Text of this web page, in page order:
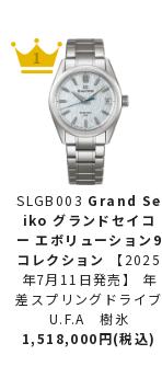
SLGB003 Grand Se
iko グランドセイコ
ー エボリューション9
コレクション
【2025
年7月11日発売】 年
差スプリングドライブ
U.F.A 樹氷
1,518,000円(税込)